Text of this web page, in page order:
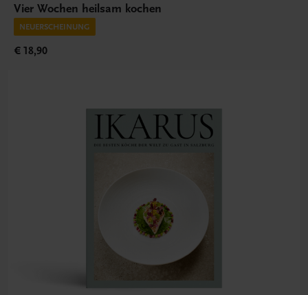
Vier Wochen heilsam kochen
NEUERSCHEINUNG
€ 18,90